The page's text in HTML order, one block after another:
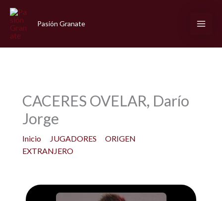
contenido
Pasión Granate
CACERES OVELAR, Darío
Jorge
Inicio JUGADORES
ORIGEN
EXTRANJERO